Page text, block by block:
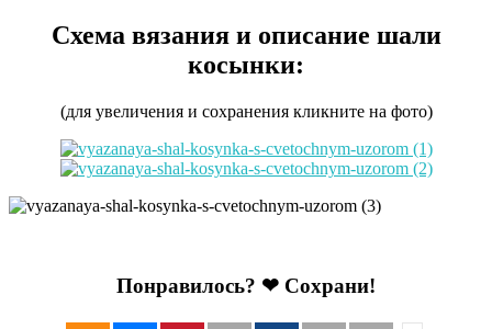
Схема вязания и описание шали
косынки:
(для увеличения и сохранения кликните на фото)
Понравилось? ❤ Сохрани!